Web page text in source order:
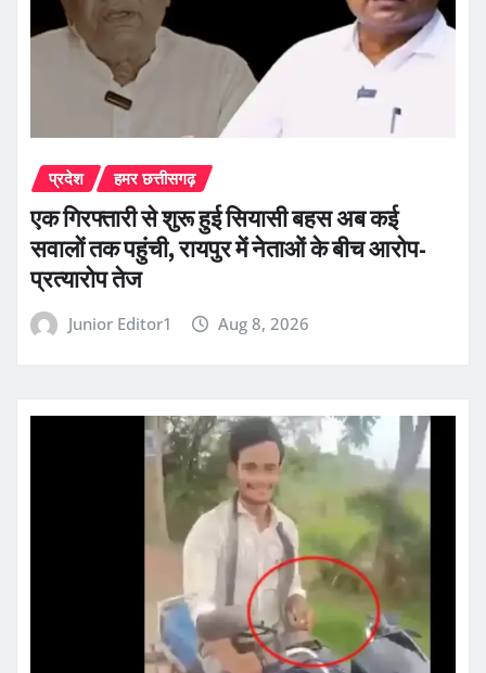
प्रदेश हमर छत्तीसगढ़
एक गिरफ्तारी से शुरू हुई सियासी बहस अब कई
सवालों तक पहुंची, रायपुर में नेताओं के बीच आरोप-
प्रत्यारोप तेज
Junior Editor1 Aug 8, 2026